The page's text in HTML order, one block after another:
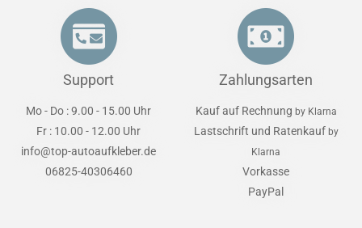
Support
Mo - Do : 9.00 - 15.00 Uhr
Fr : 10.00 - 12.00 Uhr
info@top-autoaufkleber.de
06825-40306460
Zahlungsarten
Kauf auf Rechnung by Klarna
Lastschrift und Ratenkauf by
Klarna
Vorkasse
PayPal